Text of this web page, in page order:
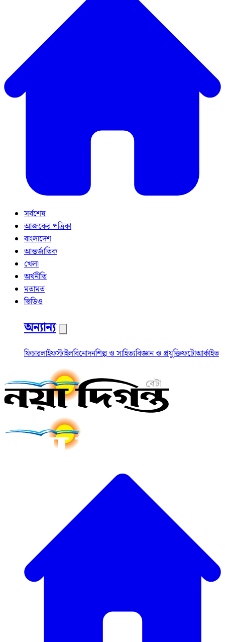
সর্বশেষ
আজকের পত্রিকা
বাংলাদেশ
আন্তর্জাতিক
খেলা
অর্থনীতি
মতামত
ভিডিও
অন্যান্য
ফিচারলাইফস্টাইলবিনোদনশিল্প ও সাহিত্যবিজ্ঞান ও প্রযুক্তিফটোআর্কাইভ